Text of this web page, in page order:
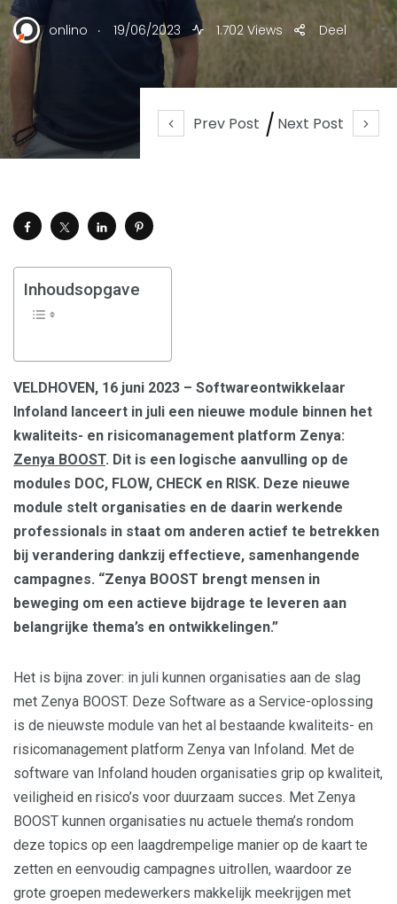
Prev Post Next Post
onlino . 19/06/2023 1.702 Views Deel
Inhoudsopgave
VELDHOVEN, 16 juni 2023 – Softwareontwikkelaar
Infoland lanceert in juli een nieuwe module binnen het
kwaliteits- en risicomanagement platform Zenya:
Zenya BOOST. Dit is een logische aanvulling op de
modules DOC, FLOW, CHECK en RISK. Deze nieuwe
module stelt organisaties en de daarin werkende
professionals in staat om anderen actief te betrekken
bij verandering dankzij effectieve, samenhangende
campagnes. “Zenya BOOST brengt mensen in
beweging om een actieve bijdrage te leveren aan
belangrijke thema’s en ontwikkelingen.”
Het is bijna zover: in juli kunnen organisaties aan de slag
met Zenya BOOST. Deze Software as a Service-oplossing
is de nieuwste module van het al bestaande kwaliteits- en
risicomanagement platform Zenya van Infoland. Met de
software van Infoland houden organisaties grip op kwaliteit,
veiligheid en risico’s voor duurzaam succes. Met Zenya
BOOST kunnen organisaties nu actuele thema’s rondom
deze topics op een laagdrempelige manier op de kaart te
zetten en eenvoudig campagnes uitrollen, waardoor ze
grote groepen medewerkers makkelijk meekrijgen met